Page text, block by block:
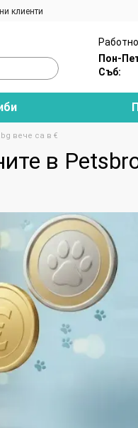
клиенти
Пон-
вече са в €
в